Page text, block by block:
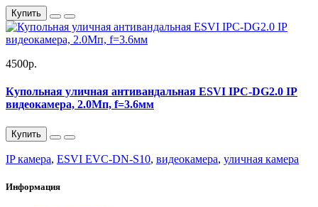
Купить
4500р.
Купольная уличная антивандальная ESVI IPC-DG2.0 IP
видеокамера, 2.0Мп, f=3.6мм
Купить
IP камера, ESVI EVC-DN-S10, видеокамера, уличная камера
Информация